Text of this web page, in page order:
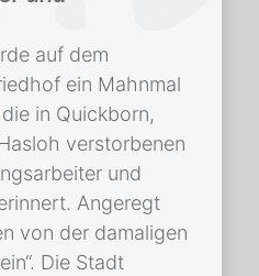
auf dem
ein Mahnmal
in Quickborn,
verstorbenen
und
Angeregt
von der damaligen
Die Stadt